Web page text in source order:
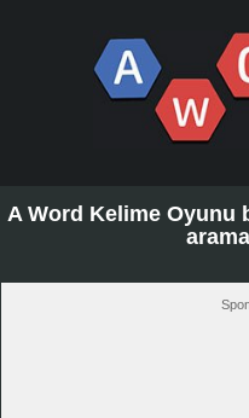
A Word Kelime Oyunu